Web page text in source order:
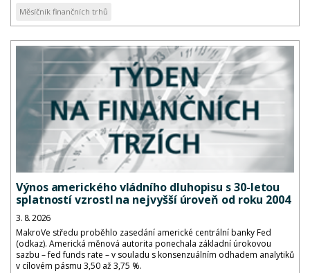
Měsíčník finančních trhů
Výnos amerického vládního dluhopisu s 30-letou
splatností vzrostl na nejvyšší úroveň od roku 2004
3. 8. 2026
MakroVe středu proběhlo zasedání americké centrální banky Fed
(odkaz). Americká měnová autorita ponechala základní úrokovou
sazbu – fed funds rate – v souladu s konsenzuálním odhadem analytiků
v cílovém pásmu 3,50 až 3,75 %.